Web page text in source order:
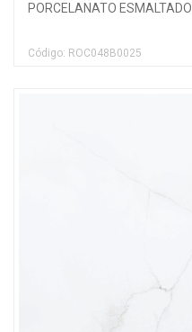
PORCELANATO ESMALTADO
Código: ROC048B0025